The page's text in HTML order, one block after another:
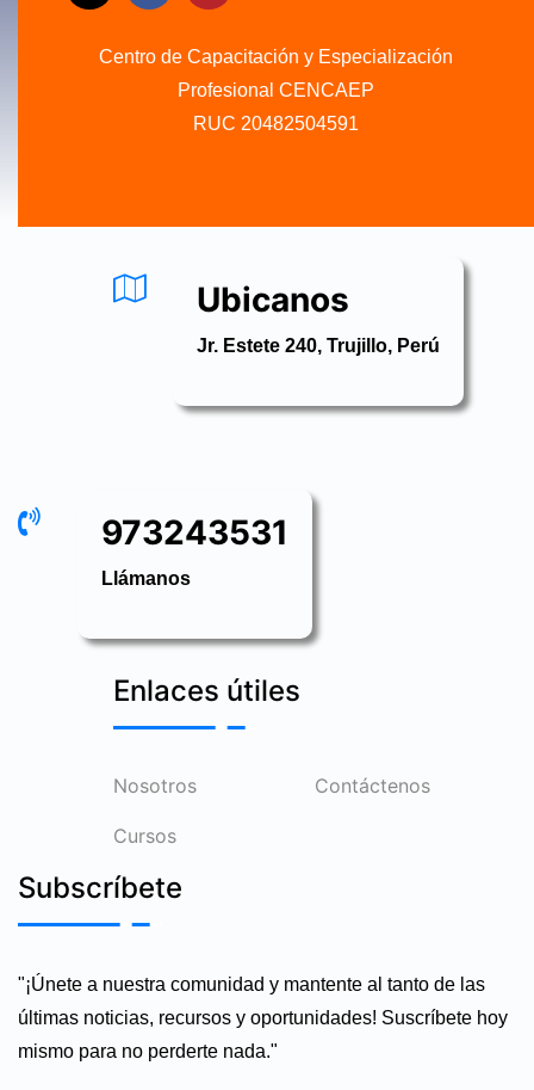
Centro de Capacitación y Especialización
Profesional CENCAEP
RUC 20482504591
Ubicanos
Jr. Estete 240, Trujillo, Perú
973243531
Llámanos
Enlaces útiles
Nosotros
Cursos
Contáctenos
Subscríbete
"¡Únete a nuestra comunidad y mantente al tanto de las
últimas noticias, recursos y oportunidades! Suscríbete hoy
mismo para no perderte nada."